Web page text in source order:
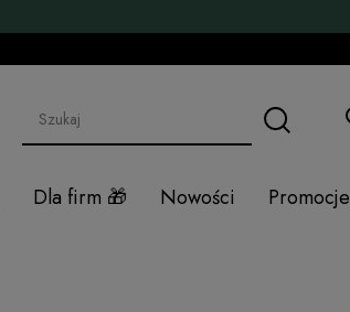
Dla firm Nowości
Promocje